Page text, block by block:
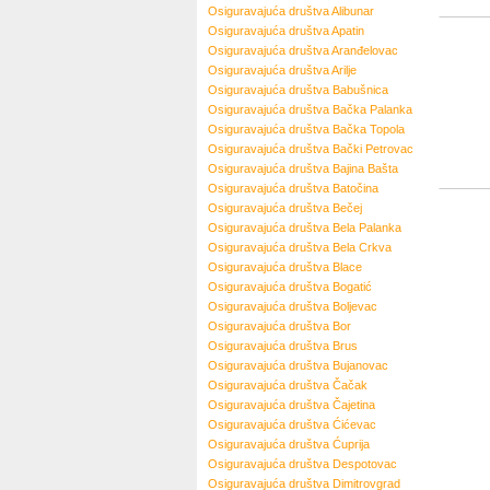
Osiguravajuća društvaAlibunar
Osiguravajuća društvaApatin
Osiguravajuća društvaAranđelovac
Osiguravajuća društvaArilje
Osiguravajuća društva Babušnica
Osiguravajuća društva Bačka Palanka
Osiguravajuća društva Bačka Topola
Osiguravajuća društva Bački Petrovac
Osiguravajuća društva Bajina Bašta
Osiguravajuća društva Batočina
Osiguravajuća društva Bečej
Osiguravajuća društva Bela Palanka
Osiguravajuća društva Bela Crkva
Osiguravajuća društva Blace
Osiguravajuća društva Bogatić
Osiguravajuća društva Boljevac
Osiguravajuća društva Bor
Osiguravajuća društva Brus
Osiguravajuća društva Bujanovac
Osiguravajuća društva Čačak
Osiguravajuća društva Čajetina
Osiguravajuća društva Ćićevac
Osiguravajuća društva Ćuprija
Osiguravajuća društva Despotovac
Osiguravajuća društva Dimitrovgrad